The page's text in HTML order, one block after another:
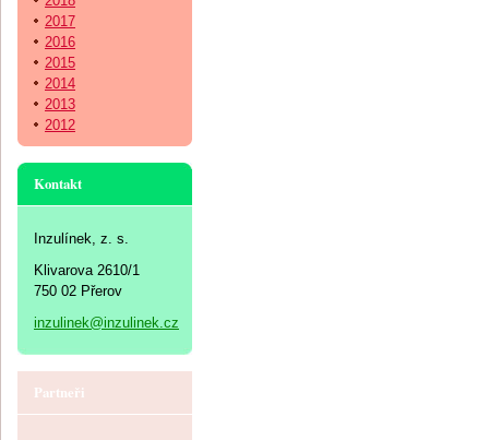
2017
2016
2015
2014
2013
2012
Kontakt
Inzulínek, z. s.
Klivarova 2610/1
750 02 Přerov
inzulinek@inzulinek.cz
Partneři